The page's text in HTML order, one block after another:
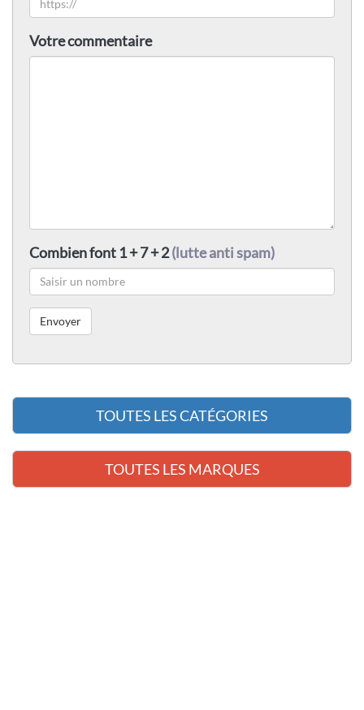
Votre commentaire
Combien font 1 + 7 + 2(lutte anti spam)
TOUTES LES CATÉGORIES
TOUTES LES MARQUES